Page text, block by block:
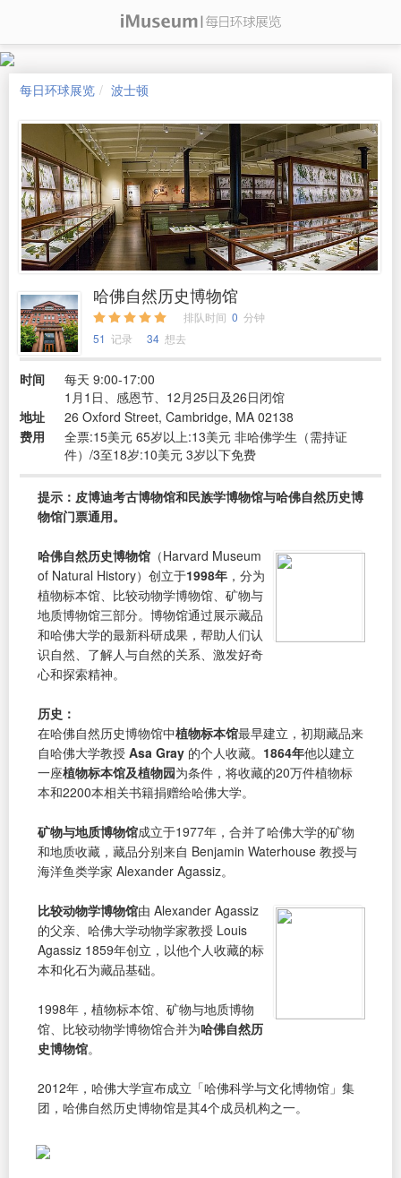
每日环球展览 波士顿
哈佛自然历史博物馆
排队时间 0 分钟
51 记录 34 想去
时间
每天 9:00-17:00
1月1日、感恩节、12月25日及26日闭馆
地址
26 Oxford Street, Cambridge, MA 02138
费用
全票:15美元 65岁以上:13美元 非哈佛学生（需持证
件）/3至18岁:10美元 3岁以下免费
提示：皮博迪考古博物馆和民族学博物馆与哈佛自然历史博
物馆门票通用。
哈佛自然历史博物馆 （Harvard Museum
of Natural History）创立于1998年 ，分为
植物标本馆、比较动物学博物馆、矿物与
地质博物馆三部分。博物馆通过展示藏品
和哈佛大学的最新科研成果，帮助人们认
识自然、了解人与自然的关系、激发好奇
心和探索精神。
历史：
在哈佛自然历史博物馆中植物标本馆最早建立，初期藏品来
自哈佛大学教授 Asa Gray 的个人收藏。 1864年他以建立
一座植物标本馆及植物园为条件，将收藏的20万件植物标
本和2200本相关书籍捐赠给哈佛大学。
矿物与地质博物馆成立于1977年，合并了哈佛大学的矿物
和地质收藏，藏品分别来自 Benjamin Waterhouse 教授与
海洋鱼类学家 Alexander Agassiz。
比较动物学博物馆由 Alexander Agassiz
的父亲、哈佛大学动物学家教授 Louis
Agassiz 1859年创立，以他个人收藏的标
本和化石为藏品基础。
1998年，植物标本馆、矿物与地质博物
馆、比较动物学博物馆合并为哈佛自然历
史博物馆。
2012年，哈佛大学宣布成立「哈佛科学与文化博物馆」集
团，哈佛自然历史博物馆是其4个成员机构之一。